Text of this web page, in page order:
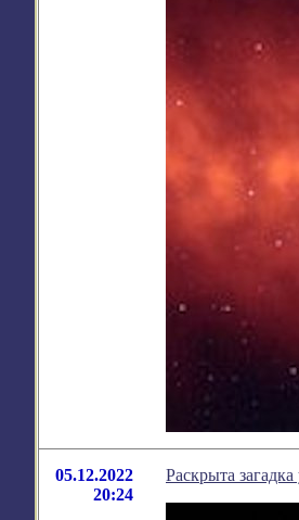
05.12.2022
20:24
Раскрыта